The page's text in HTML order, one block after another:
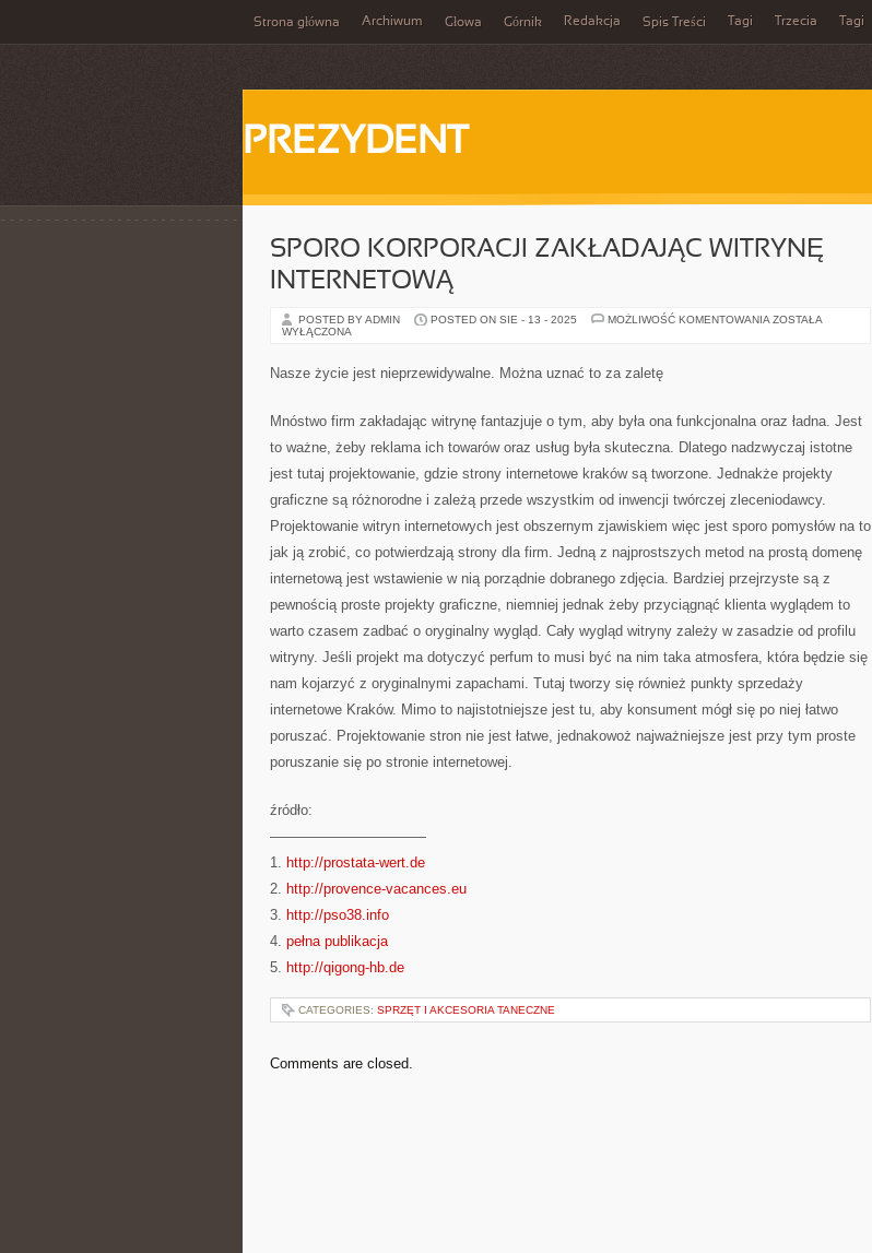
Strona główna Archiwum Głowa Górnik Redakcja Spis Treści Tagi Trzecia Tagi
PREZYDENT
SPORO KORPORACJI ZAKŁADAJĄC WITRYNĘ
INTERNETOWĄ
POSTED BY ADMIN POSTED ON SIE - 13 - 2025 MOŻLIWOŚĆ KOMENTOWANIA SPORO
ZOSTAŁA
WYŁĄCZONA
Nasze życie jest nieprzewidywalne. Można uznać to za zaletę
Mnóstwo firm zakładając witrynę fantazjuje o tym, aby była ona funkcjonalna oraz ładna. Jest
to ważne, żeby reklama ich towarów oraz usług była skuteczna. Dlatego nadzwyczaj istotne
jest tutaj projektowanie, gdzie strony internetowe kraków są tworzone. Jednakże projekty
graficzne są różnorodne i zależą przede wszystkim od inwencji twórczej zleceniodawcy.
Projektowanie witryn internetowych jest obszernym zjawiskiem więc jest sporo pomysłów na to
jak ją zrobić, co potwierdzają strony dla firm. Jedną z najprostszych metod na prostą domenę
internetową jest wstawienie w nią porządnie dobranego zdjęcia. Bardziej przejrzyste są z
pewnością proste projekty graficzne, niemniej jednak żeby przyciągnąć klienta wyglądem to
warto czasem zadbać o oryginalny wygląd. Cały wygląd witryny zależy w zasadzie od profilu
witryny. Jeśli projekt ma dotyczyć perfum to musi być na nim taka atmosfera, która będzie się
nam kojarzyć z oryginalnymi zapachami. Tutaj tworzy się również punkty sprzedaży
internetowe Kraków. Mimo to najistotniejsze jest tu, aby konsument mógł się po niej łatwo
poruszać. Projektowanie stron nie jest łatwe, jednakowoż najważniejsze jest przy tym proste
poruszanie się po stronie internetowej.
źródło:
———————————
1. http://prostata-wert.de
2. http://provence-vacances.eu
3. http://pso38.info
4. pełna publikacja
5. http://qigong-hb.de
CATEGORIES: SPRZĘT I AKCESORIA TANECZNE
Comments are closed.